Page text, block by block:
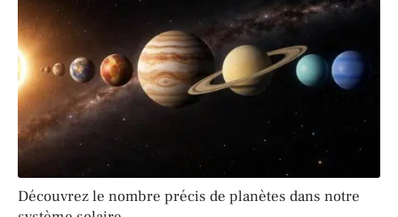
Découvrez le nombre précis de planètes dans notre